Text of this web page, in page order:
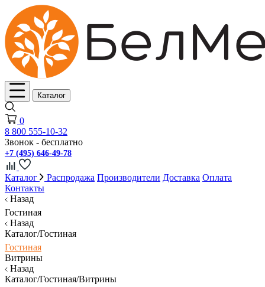
Каталог
0
8 800 555-10-32
Звонок - бесплатно
+7 (495) 646-49-78
Каталог Распродажа Производители Доставка Оплата
Контакты
Назад
Гостиная
Назад
Каталог/Гостиная
Гостиная
Витрины
Назад
Каталог/Гостиная/Витрины